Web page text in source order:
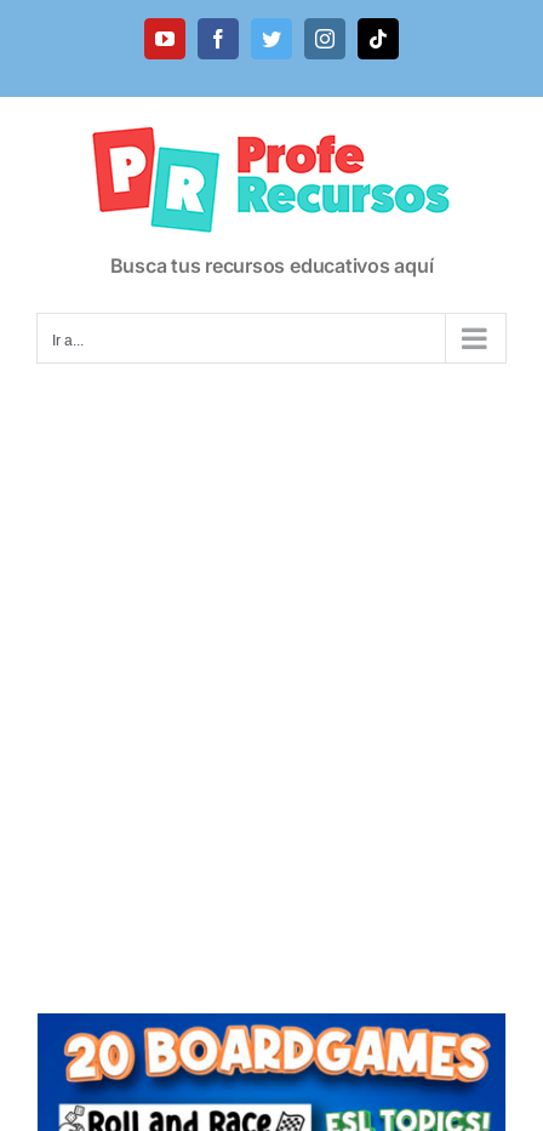
YouTubeFacebookTwitterInstagramTiktok
Busca tus recursos educativos aquí
Ir a...